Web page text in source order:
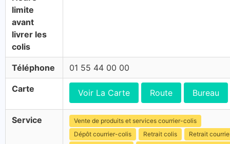
limite
avant
livrer les
colis
Téléphone 01 55 44 00 00
Carte Voir La Carte Route Bureau
Service
Vente de produits et services courrier-colis
Dépôt courrier-colis
Retrait colis
Retrait